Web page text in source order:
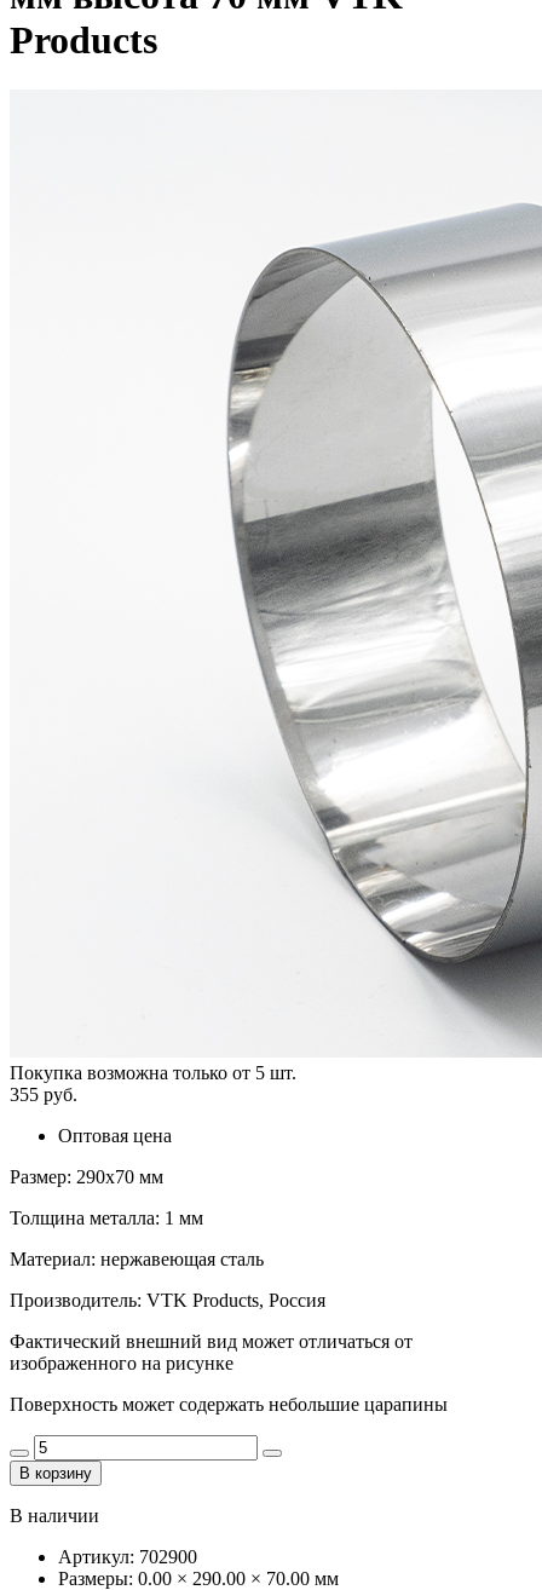
Products
Покупка возможна только от 5 шт.
355 руб.
Оптовая цена
Размер: 290х70 мм
Толщина металла: 1 мм
Материал: нержавеющая сталь
Производитель: VTK Products, Россия
Фактический внешний вид может отличаться от
изображенного на рисунке
Поверхность может содержать небольшие царапины
В корзину
В наличии
Артикул: 702900
Размеры: 0.00 × 290.00 × 70.00 мм